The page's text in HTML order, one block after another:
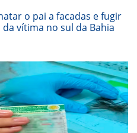
o pai a facadas e fugir
vítima no sul da Bahia